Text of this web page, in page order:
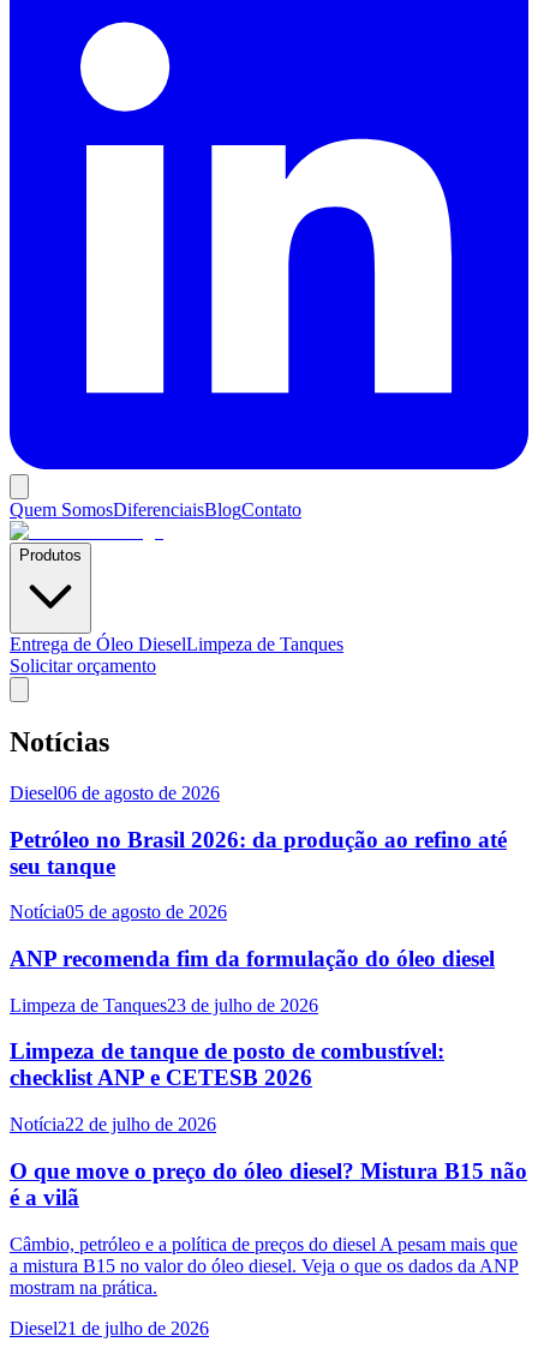
Quem SomosDiferenciaisBlogContato
Produtos
Entrega de Óleo DieselLimpeza de Tanques
Solicitar orçamento
Notícias
Diesel06 de agosto de 2026
Petróleo no Brasil 2026: da produção ao refino até
seu tanque
Notícia05 de agosto de 2026
ANP recomenda fim da formulação do óleo diesel
Limpeza de Tanques23 de julho de 2026
Limpeza de tanque de posto de combustível:
checklist ANP e CETESB 2026
Notícia22 de julho de 2026
O que move o preço do óleo diesel? Mistura B15 não
é a vilã
Câmbio, petróleo e a política de preços do diesel A pesam mais que
a mistura B15 no valor do óleo diesel. Veja o que os dados da ANP
mostram na prática.
Diesel21 de julho de 2026